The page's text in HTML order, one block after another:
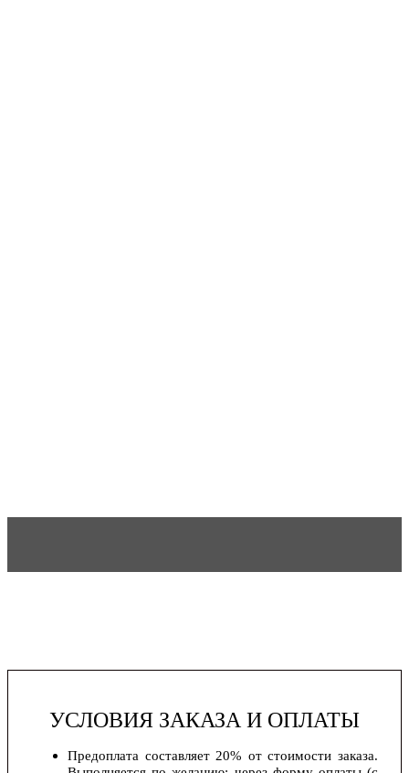
УСЛОВИЯ ЗАКАЗА И ОПЛАТЫ
Предоплата составляет 20% от стоимости заказа.